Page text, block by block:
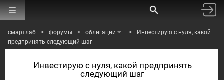
смартлаб > форумы > облигации >
Инвестирую с нуля, какой
предпринять следующий шаг
Инвестирую с нуля, какой предпринять
следующий шаг